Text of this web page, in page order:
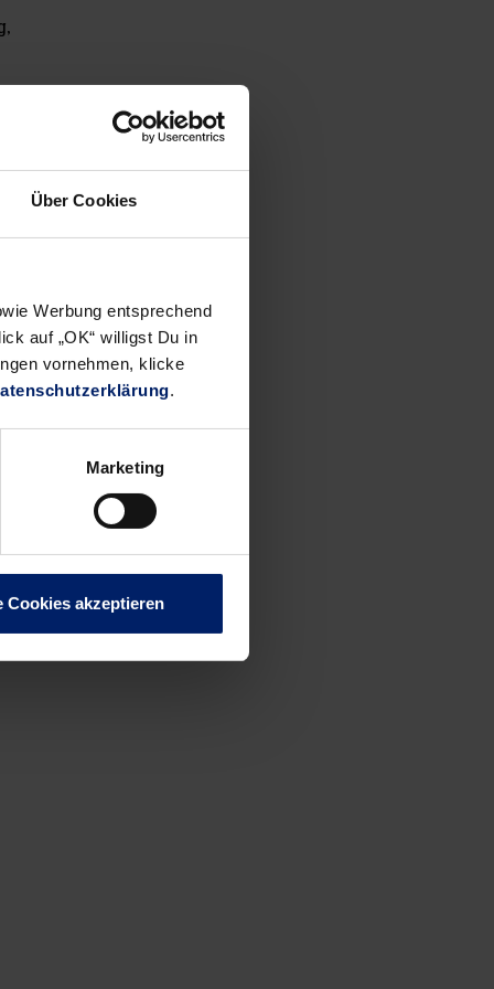
Über Cookies
Werbung entsprechend
auf „OK“ willigst Du in
vornehmen, klicke
.
Marketing
Cookies akzeptieren
Das
PK
zur
in